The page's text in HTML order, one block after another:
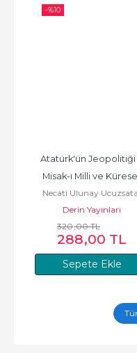
-%10
Sepete Ekle
Atatürk'ün Jeopolitiği
Misak-ı Milli ve Küresel
Emperyalizm
Necati Ulunay
Derin Yayınları
320,00TL
288,00 TL